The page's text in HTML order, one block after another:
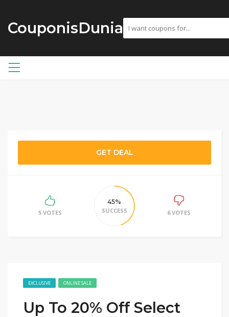
CouponisDunia
GET DEAL
5 VOTES
45%
SUCCESS
6 VOTES
EXCLUSIVE ONLINE SALE
Up To 20% Off Select